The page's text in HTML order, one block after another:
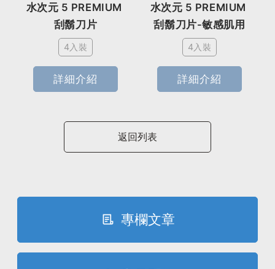
水次元 5 PREMIUM
刮鬍刀片
4入裝
詳細介紹
水次元 5 PREMIUM
刮鬍刀片-敏感肌用
4入裝
詳細介紹
返回列表
專欄文章